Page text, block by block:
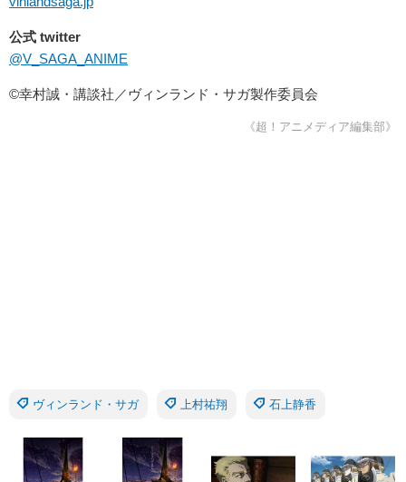
公式 twitter
@V_SAGA_ANIME
©幸村誠・講談社／ヴィンランド・サガ製作委員会
《超！アニメディア編集部》
ヴィンランド・サガ 上村祐翔 石上静香